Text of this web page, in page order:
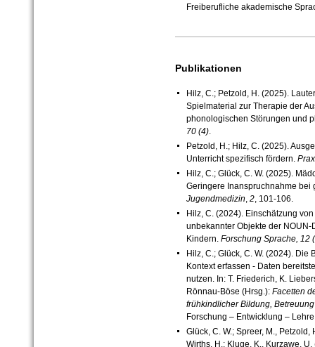
Freiberufliche akademische
Publikationen
Hilz, C.; Petzold, H. (2025).
Spielmaterial zur Therapie der
phonologischen Störungen und
70 (4).
Petzold, H.; Hilz, C. (2025).
Unterricht spezifisch fördern.
Hilz, C.; Glück, C. W. (2025).
Geringere Inanspruchnahme bei
Jugendmedizin, 2, 101-106.
Hilz, C. (2024). Einschätzung
unbekannter Objekte der
Kindern. Forschung Sprache, 12
Hilz, C.; Glück, C. W. (2024).
Kontext erfassen - Daten
nutzen. In: T. Friederich, K.
Rönnau-Böse (Hrsg.): Facetten
frühkindlicherBildung,
Forschung – Entwicklung –
Glück, C. W.; Spreer, M.,
Wirths, H.; Kluge, K., Kurzawe,